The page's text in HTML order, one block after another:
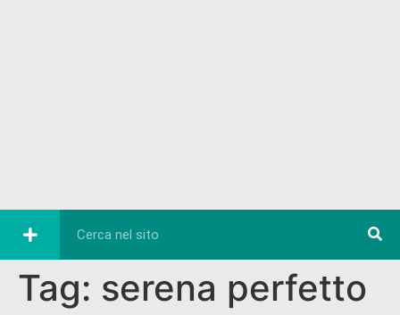
Tag: serena perfetto